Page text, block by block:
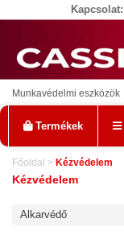
Kapcsolat:
Munkavédelmi eszközök
Termékek
Főoldal > Kézvédelem
Kézvédelem
Alkarvédő